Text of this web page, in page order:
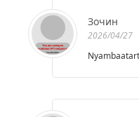
Зочин
2026/04/27